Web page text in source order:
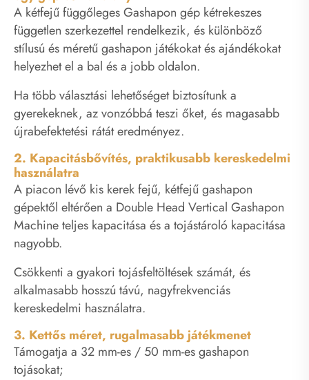
A kétfejű függőleges Gashapon gép kétrekeszes
független szerkezettel rendelkezik, és különböző
stílusú és méretű gashapon játékokat és ajándékokat
helyezhet el a bal és a jobb oldalon.
Ha több választási lehetőséget biztosítunk a
gyerekeknek, az vonzóbbá teszi őket, és magasabb
újrabefektetési rátát eredményez.
2. Kapacitásbővítés, praktikusabb kereskedelmi
használatra
A piacon lévő kis kerek fejű, kétfejű gashapon
gépektől eltérően a Double Head Vertical Gashapon
Machine teljes kapacitása és a tojástároló kapacitása
nagyobb.
Csökkenti a gyakori tojásfeltöltések számát, és
alkalmasabb hosszú távú, nagyfrekvenciás
kereskedelmi használatra.
3. Kettős méret, rugalmasabb játékmenet
Támogatja a 32 mm-es / 50 mm-es gashapon
tojásokat;